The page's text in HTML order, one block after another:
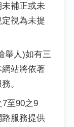
補正或未
視為未提
舉人)如有三
站將依著
。
至90之9
服務提供